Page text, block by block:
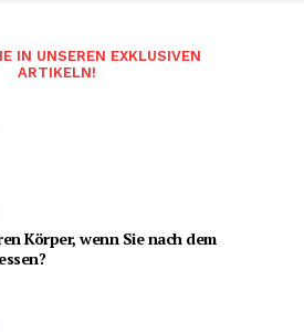
IN UNSEREN EXKLUSIVEN
ARTIKELN!
Körper, wenn Sie nach dem